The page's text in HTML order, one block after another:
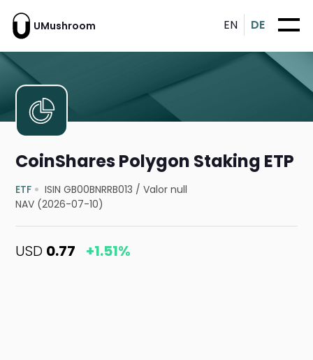
UMushroom EN DE
CoinShares Polygon Staking ETP
ETF ISIN GB00BNRRB013 /Valor null
NAV (2026-07-10)
USD 0.77 +1.51%